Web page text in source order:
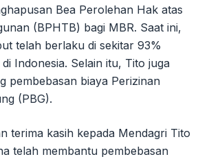
Bea Perolehan Hak atas
(BPHTB) bagi MBR. Saat ini,
telah berlaku di sekitar 93%
Indonesia. Selain itu, Tito juga
pembebasan biaya Perizinan
(PBG).
terima kasih kepada Mendagri Tito
telah membantu pembebasan